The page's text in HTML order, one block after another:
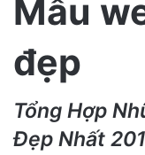
Mẫu
đẹp
Tổng Hợp
Đẹp Nhất